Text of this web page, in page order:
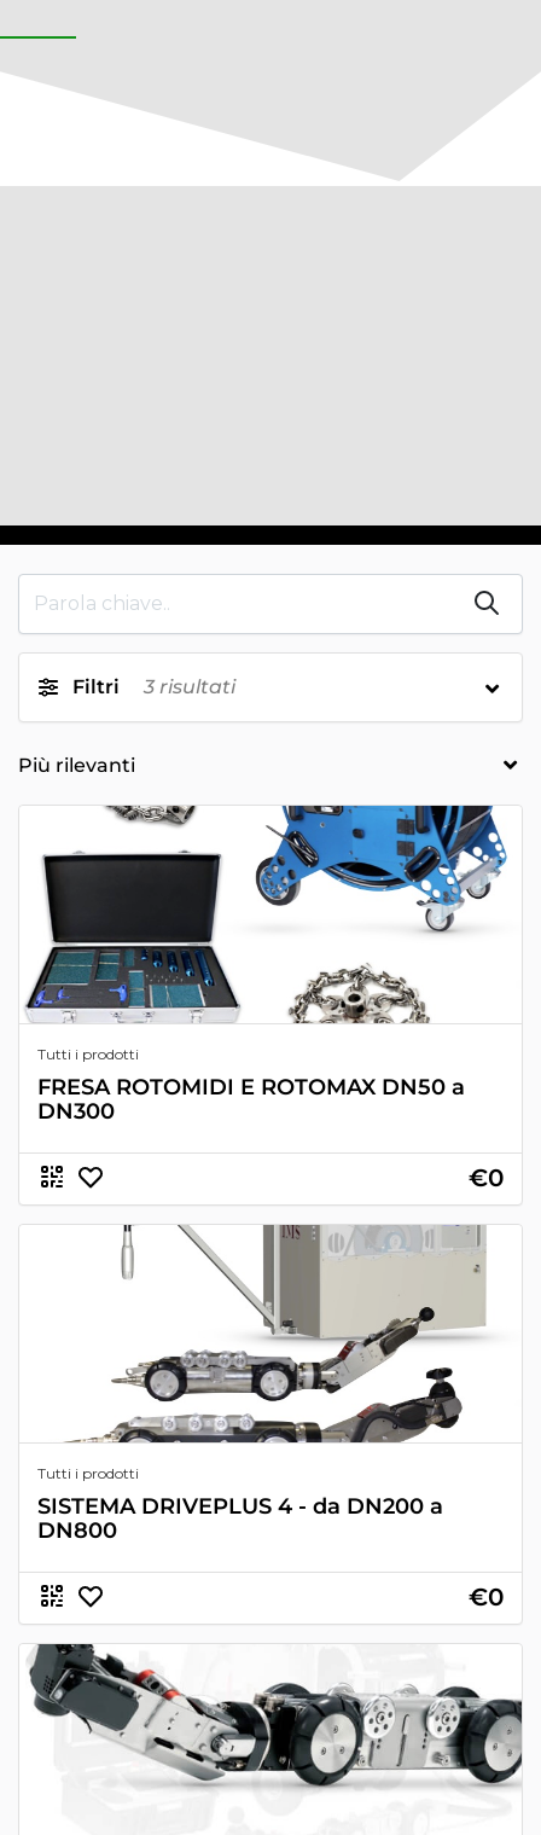
Filtri 3risultati
Tutti i prodotti
FRESA ROTOMIDI E ROTOMAX DN50 a
DN300
€0
Tutti i prodotti
SISTEMA DRIVEPLUS 4 - da DN200 a
DN800
€0